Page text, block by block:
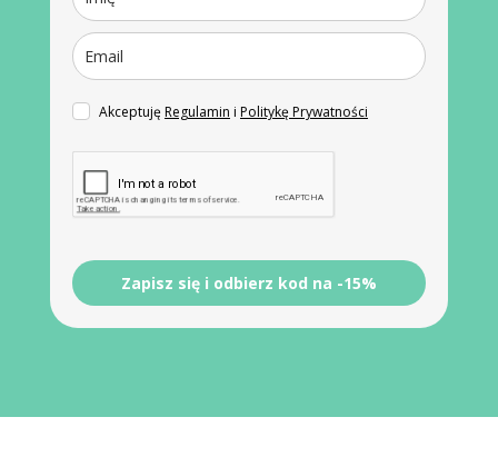
AkceptujęRegulamin i Politykę Prywatności
Zapisz się i odbierz kod na -15%